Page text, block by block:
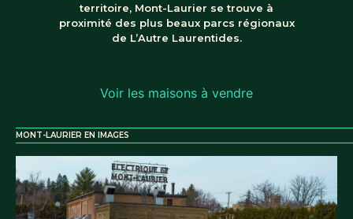
territoire, Mont-Laurier se trouve à
proximité des plus beaux parcs régionaux
de L’Autre Laurentides.
Voir les maisons à vendre
MONT-LAURIER EN IMAGES